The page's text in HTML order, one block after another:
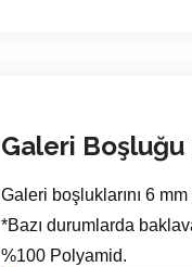
Galeri Boşluğu
Galeri boşluklarını 6
*Bazı durumlarda
%100 Polyamid.